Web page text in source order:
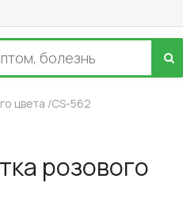
цвета /CS-562
розового